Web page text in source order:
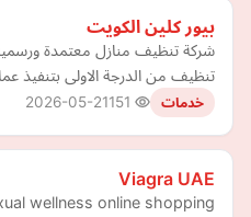
بيور كلين الكويت
شركة تنظيف منازل معتمدة
تنظيف من الدرجة الاولى بتنفيذ
خدمات 2026-05-21
Viagra UAE
wellness online shopping